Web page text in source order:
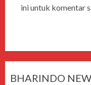
ini untuk komentar
BHARINDO